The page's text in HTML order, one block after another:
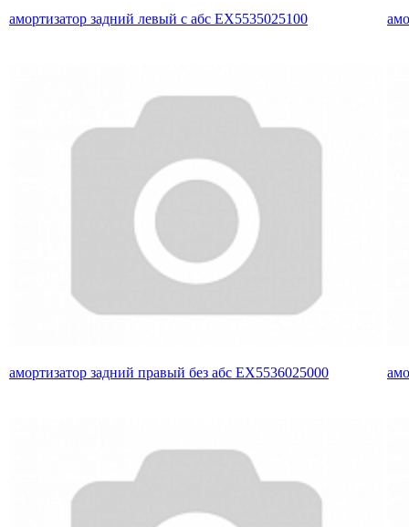
амортизатор задний левый с абс EX5535025100
амортизатор задний правый без абс EX5536025000